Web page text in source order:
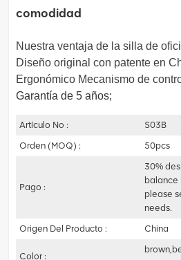
comodidad
Nuestra ventaja de la silla de
Diseño original con patente en
Ergonómico Mecanismo de
Garantía de 5 años;
Artículo No :
S03B
Orden (MOQ) :
50pcs
Pago :
30%
balance
please
needs.
Origen Del Producto :
China
Color :